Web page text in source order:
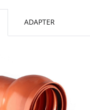
ADAPTER